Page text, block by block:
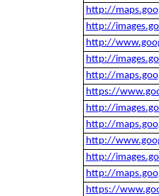
http://
http://
http://
http://
http://
https://
http://
http://
http://
http://
http://
https://